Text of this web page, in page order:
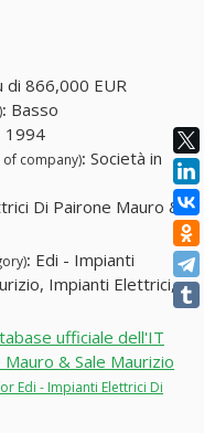
di 866,000 EUR
: Basso
1994
company): Società in
Di Pairone Mauro &
: Edi - Impianti
Impianti Elettrici,
ufficiale dell'IT
& Sale Maurizio
Edi - Impianti Elettrici Di